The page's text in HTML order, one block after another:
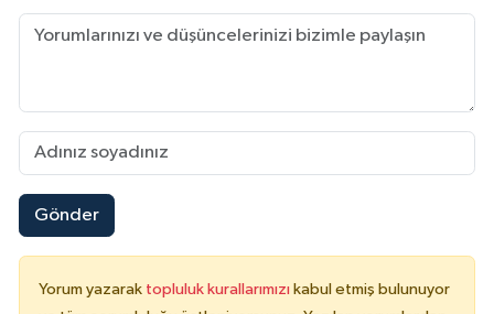
Gönder
Yorum yazarak topluluk kurallarımızı kabul etmiş bulunuyor